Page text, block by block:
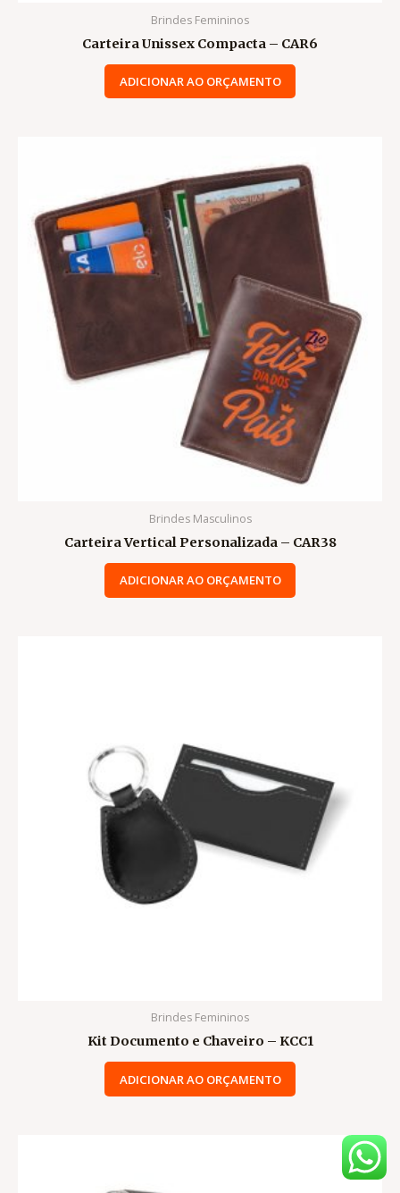
Brindes Femininos
Carteira Unissex Compacta – CAR6
ADICIONAR AO ORÇAMENTO
Brindes Masculinos
Carteira Vertical Personalizada – CAR38
ADICIONAR AO ORÇAMENTO
Brindes Femininos
Kit Documento e Chaveiro – KCC1
ADICIONAR AO ORÇAMENTO